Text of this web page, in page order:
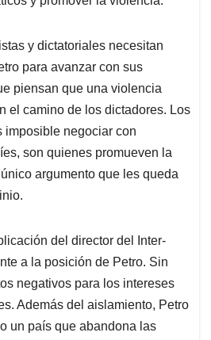
y dictatoriales necesitan
para avanzar con sus
piensan que una violencia
el camino de los dictadores. Los
imposible negociar con
son quienes promueven la
argumento que les queda
del director del Inter-
a la posición de Petro. Sin
negativos para los intereses
Además del aislamiento, Petro
un país que abandona las